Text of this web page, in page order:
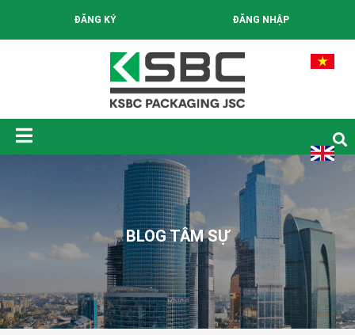
ĐĂNG KÝ ĐĂNG NHẬP
BLOG TÂM SỰ